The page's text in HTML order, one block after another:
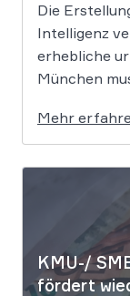
Die
Intelligenz
erhebliche
München
erreichen,
verdeutlicht,
Algorithmen
Schutzraum
Mehr
KMU-/
fördert